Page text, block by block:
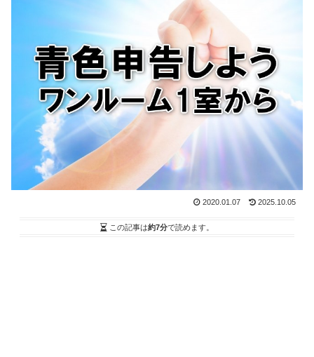
2020.01.07 2025.10.05
この記事は約7分で読めます。